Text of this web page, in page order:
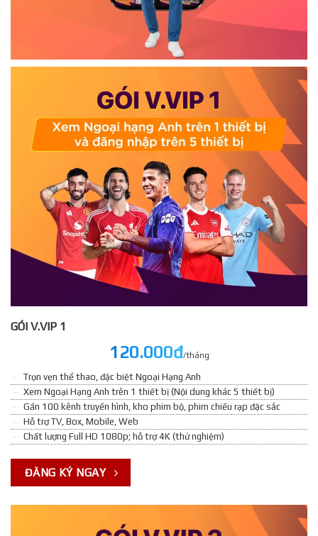
GÓI V.VIP 1
120.000đ/tháng
Trọn vẹn thể thao, đặc biệt Ngoại Hạng Anh
Xem Ngoại Hạng Anh trên 1 thiết bị (Nội dung khác 5 thiết bị)
Gần 100 kênh truyền hình, kho phim bộ, phim chiếu rạp đặc sắc
Hỗ trợ TV, Box, Mobile, Web
Chất lượng Full HD 1080p; hỗ trợ 4K (thử nghiệm)
ĐĂNG KÝ NGAY